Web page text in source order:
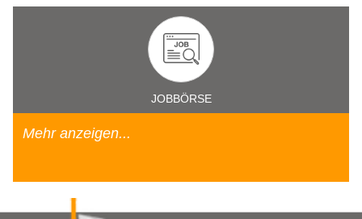
JOBBÖRSE
Mehr anzeigen...